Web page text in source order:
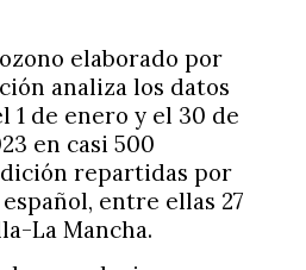
elaborado por
analiza los datos
1 de enero y el 30 de
en casi 500
repartidas por
entre ellas 27
La Mancha.